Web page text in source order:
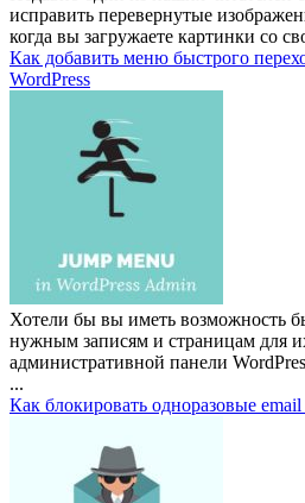
исправить перевернутые
когда вы загружаете картинки со
Как добавить меню быстрого
WordPress
Хотели бы вы иметь возможность
нужным записям и страницам для
административной панели
...
Как блокировать одноразовые email